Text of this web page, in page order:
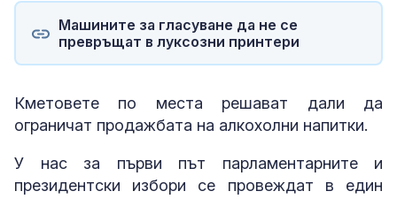
Машините за гласуване да не се
превръщат в луксозни принтери
Кметовете по места решават дали да
ограничат продажбата на алкохолни напитки.
У нас за първи път парламентарните и
президентски избори се провеждат в един